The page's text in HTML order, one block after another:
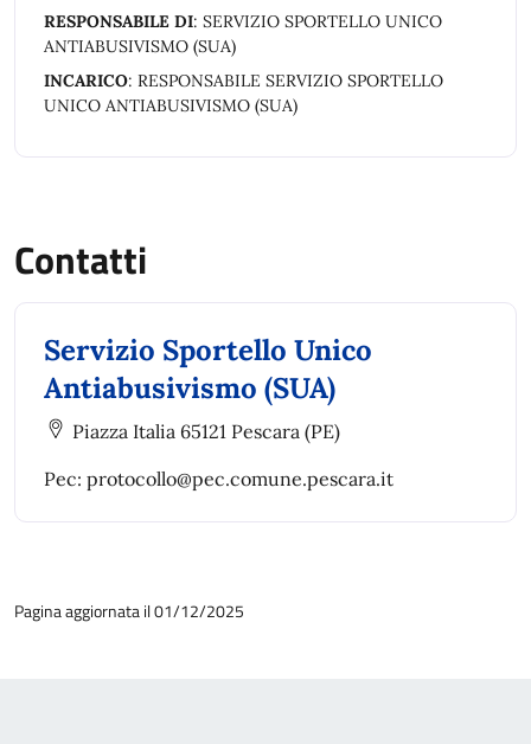
RESPONSABILE DI: SERVIZIO SPORTELLO UNICO
ANTIABUSIVISMO (SUA)
INCARICO: RESPONSABILE SERVIZIO SPORTELLO
UNICO ANTIABUSIVISMO (SUA)
Contatti
Servizio Sportello Unico
Antiabusivismo (SUA)
Piazza Italia 65121 Pescara (PE)
Pec: protocollo@pec.comune.pescara.it
Pagina aggiornata il 01/12/2025